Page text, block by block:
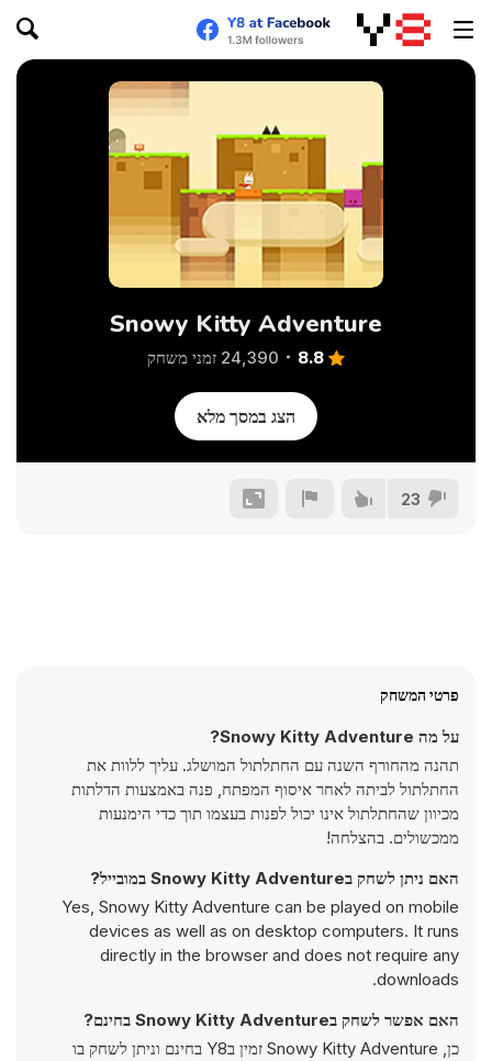
Snowy Kitty Adventure
8.8 24,390 זמני משחק
הצג במסך מלא
23
פרטי המשחק
על מה Snowy Kitty Adventure?
תהנה מהחורף השנה עם החתלתול המושלג. עליך ללוות את
החתלתול לביתה לאחר איסוף המפתח, פנה באמצעות הדלתות
מכיוון שהחתלתול אינו יכול לפנות בעצמו תוך כדי הימנעות
ממכשולים. בהצלחה!
האם ניתן לשחק בSnowy Kitty Adventure במובייל?
Yes, Snowy Kitty Adventure can be played on mobile
devices as well as on desktop computers. It runs
directly in the browser and does not require any
downloads.
האם אפשר לשחק בSnowy Kitty Adventure בחינם?
כן, Snowy Kitty Adventure זמין בY8 בחינם וניתן לשחק בו